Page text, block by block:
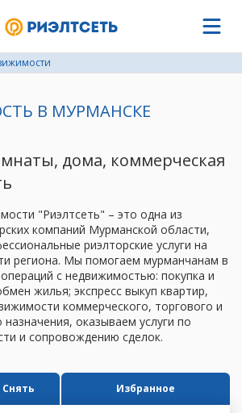
В МУРМАНСКЕ
дома, коммерческая
"Риэлтсеть" – это одна из
компаний Мурманской области,
риэлторские услуги на
региона. Мы помогаем мурманчанам в
с недвижимостью: покупка и
жилья; экспресс выкуп квартир,
коммерческого, торгового и
оказываем услуги по
и сопровождению сделок.
Снять Избранное